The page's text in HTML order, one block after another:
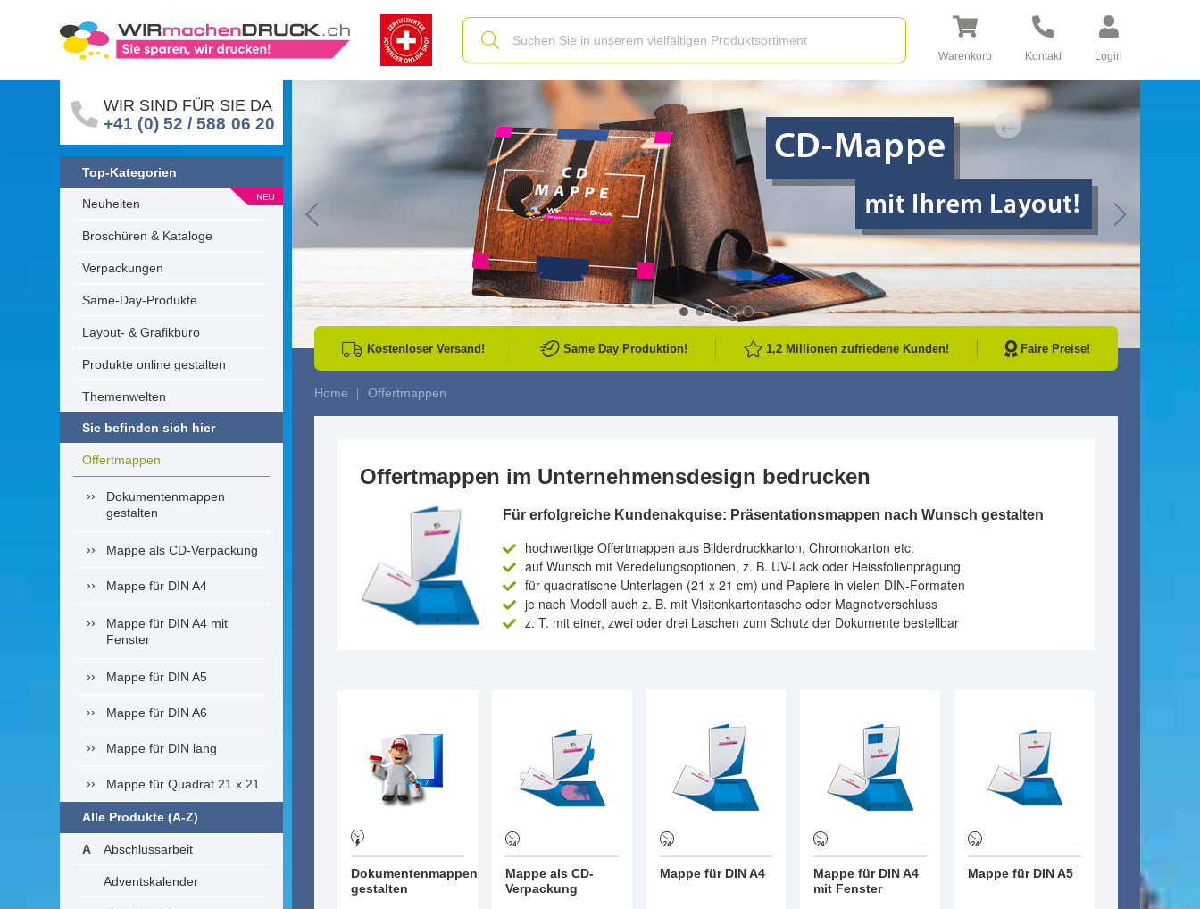
Warenkorb Kontakt Login
WIR SIND FÜR SIE DA
+41 (0) 52 / 588 06 20
Top-Kategorien
Neuheiten
Broschüren & Kataloge
Verpackungen
Same-Day-Produkte
Layout- & Grafikbüro
Produkte online gestalten
Themenwelten
Sie befinden sich hier
Offertmappen
Dokumentenmappen
gestalten
Mappe als CD-Verpackung
Mappe für DIN A4
Mappe für DIN A4 mit
Fenster
Mappe für DIN A5
Mappe für DIN A6
Mappe für DIN lang
Mappe für Quadrat 21 x 21
Alle Produkte (A-Z)
Abschlussarbeit
Adventskalender
Go to Previous Slide Go to Next
Kostenloser Versand! Same Day Produktion! 1,2 Millionen zufriedene Kunden! Faire Preise!
Home Offertmappen
Offertmappen im Unternehmensdesign bedrucken
Für erfolgreiche Kundenakquise: Präsentationsmappen nach Wunsch gestalten
hochwertige Offertmappen aus Bilderdruckkarton, Chromokarton etc.
auf Wunsch mit Veredelungsoptionen, z. B. UV-Lack oder Heissfolienprägung
für quadratische Unterlagen (21 x 21 cm) und Papiere in vielen DIN-Formaten
je nach Modell auch z. B. mit Visitenkartentasche oder Magnetverschluss
z. T. mit einer, zwei oder drei Laschen zum Schutz der Dokumente bestellbar
Dokumentenmappen
gestalten
Mappe als CD-
Verpackung
Mappe für DIN A4
Mappe für DIN A4
mit Fenster
Mappe für DIN A5